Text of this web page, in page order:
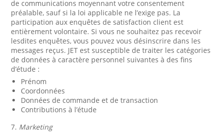
de communications moyennant votre consentement
préalable, sauf si la loi applicable ne l’exige pas. La
participation aux enquêtes de satisfaction client est
entièrement volontaire. Si vous ne souhaitez pas recevoir
lesdites enquêtes, vous pouvez vous désinscrire dans les
messages reçus. JET est susceptible de traiter les catégories
de données à caractère personnel suivantes à des fins
d’étude :
Prénom
Coordonnées
Données de commande et de transaction
Contributions à l’étude
7. Marketing